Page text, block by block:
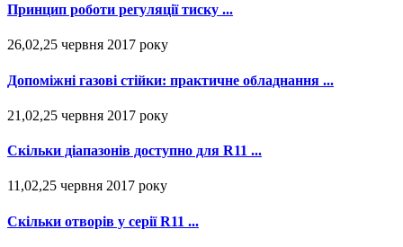
Принцип роботи регуляції тиску ...
26,02,25 червня 2017 року
Допоміжні газові стійки: практичне обладнання ...
21,02,25 червня 2017 року
Скільки діапазонів доступно для R11 ...
11,02,25 червня 2017 року
Скільки отворів у серії R11 ...